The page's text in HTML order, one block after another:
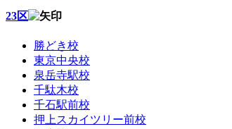
23区
勝どき校
東京中央校
泉岳寺駅校
千駄木校
千石駅前校
押上スカイツリー前校